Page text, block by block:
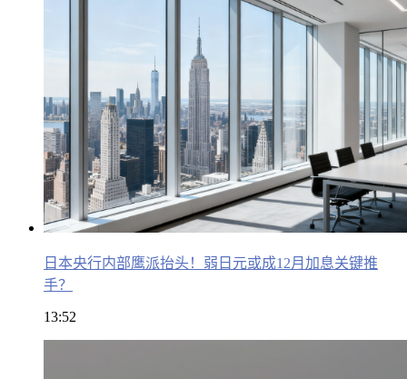
日本央行内部鹰派抬头！弱日元或成12月加息关键推
手？
13:52